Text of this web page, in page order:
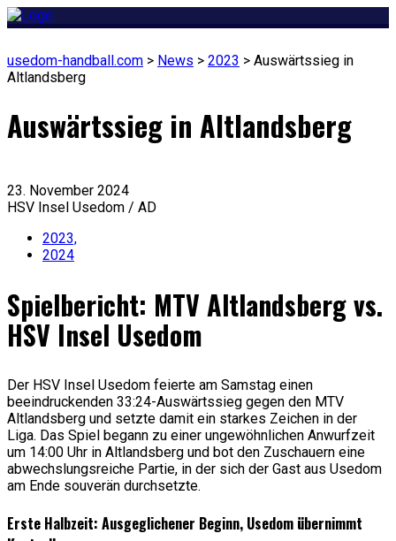
usedom-handball.com > News > 2023 > Auswärtssieg in
Altlandsberg
Auswärtssieg in Altlandsberg
23. November 2024
HSV Insel Usedom / AD
2023,
2024
Spielbericht: MTV Altlandsberg vs.
HSV Insel Usedom
Der HSV Insel Usedom feierte am Samstag einen
beeindruckenden 33:24-Auswärtssieg gegen den MTV
Altlandsberg und setzte damit ein starkes Zeichen in der
Liga. Das Spiel begann zu einer ungewöhnlichen Anwurfzeit
um 14:00 Uhr in Altlandsberg und bot den Zuschauern eine
abwechslungsreiche Partie, in der sich der Gast aus Usedom
am Ende souverän durchsetzte.
Erste Halbzeit: Ausgeglichener Beginn, Usedom übernimmt